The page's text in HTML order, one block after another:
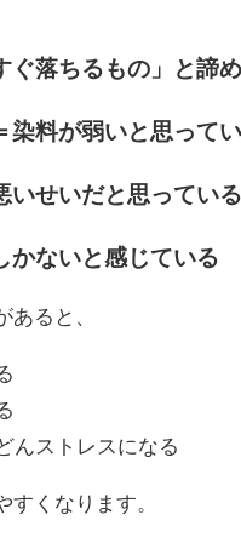
ぐ落ちるもの」と諦
染料が弱いと思って
いせいだと思っている
かないと感じている
あると、
んストレスになる
すくなります。